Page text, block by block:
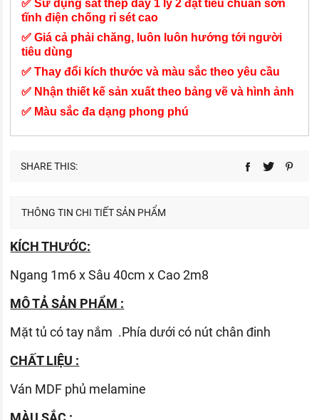
✅ Sử dụng sắt thép dày 1 ly 2 đạt tiêu chuẩn sơn
tĩnh điện chống rỉ sét cao
✅ Giá cả phải chăng, luôn luôn hướng tới người
tiêu dùng
✅ Thay đổi kích thước và màu sắc theo yêu cầu
✅ Nhận thiết kế sản xuất theo bảng vẽ và hình ảnh
✅ Màu sắc đa dạng phong phú
SHARE THIS:
THÔNG TIN CHI TIẾT SẢN PHẨM
KÍCH THƯỚC:
Ngang 1m6 x Sâu 40cm x Cao 2m8
MÔ TẢ SẢN PHẨM :
Mặt tủ có tay nắm .Phía dưới có nút chân đinh
CHẤT LIỆU :
Ván MDF phủ melamine